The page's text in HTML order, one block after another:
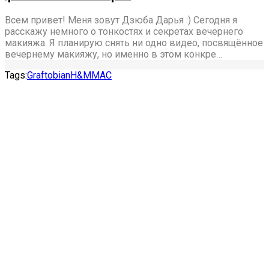
Всем привет! Меня зовут Дзюба Дарья :) Сегодня я
расскажу немного о тонкостях и секретах вечернего
макияжа. Я планирую снять ни одно видео, посвящённое
вечернему макияжу, но именно в этом конкре…
Tags:GraftobianH&MMAC